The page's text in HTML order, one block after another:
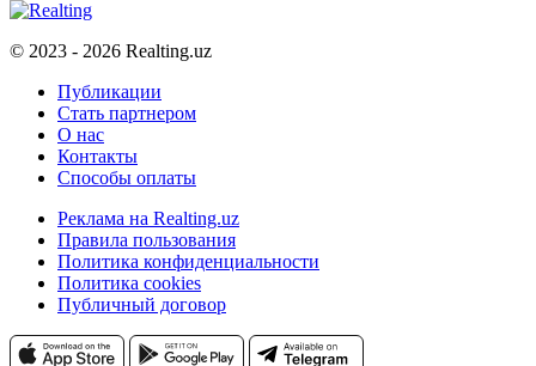
© 2023 - 2026 Realting.uz
Публикации
Стать партнером
О нас
Контакты
Способы оплаты
Реклама на Realting.uz
Правила пользования
Политика конфиденциальности
Политика cookies
Публичный договор